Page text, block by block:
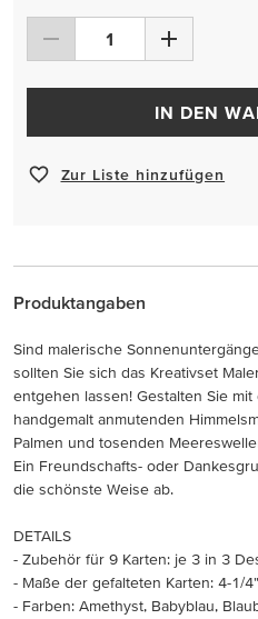
IN DEN
Zur Liste hinzufügen
Produktangaben
Sind malerische
sollten Sie sich das Kreativset
entgehen lassen! Gestalten Sie
handgemalt anmutenden
Palmen und tosenden
Ein Freundschafts- oder
die schönste Weise ab.
DETAILS
- Zubehör für 9 Karten: je 3 in 3
- Maße der gefalteten Karten: 4-1/
- Farben: Amethyst, Babyblau,